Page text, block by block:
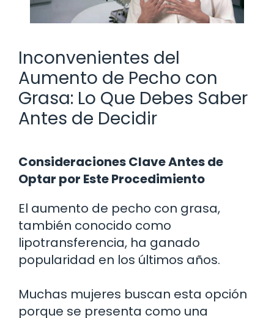
Inconvenientes del
Aumento de Pecho con
Grasa: Lo Que Debes Saber
Antes de Decidir
Consideraciones Clave Antes de
Optar por Este Procedimiento
El aumento de pecho con grasa,
también conocido como
lipotransferencia, ha ganado
popularidad en los últimos años.
Muchas mujeres buscan esta opción
porque se presenta como una